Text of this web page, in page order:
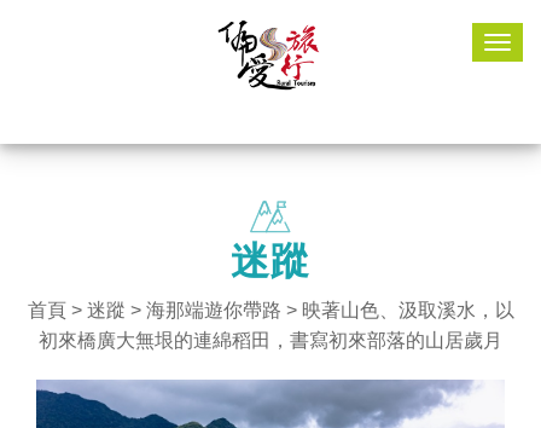
迷蹤
首頁> 迷蹤 > 海那端遊你帶路 > 映著山色、汲取溪水，以
初來橋廣大無垠的連綿稻田，書寫初來部落的山居歲月